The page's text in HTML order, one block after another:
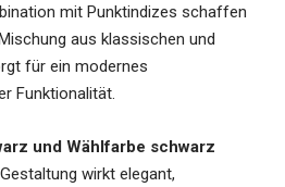
mit Punktindizes schaffen
aus klassischen und
für ein modernes
Funktionalität.
und Wählfarbe schwarz
wirkt elegant,